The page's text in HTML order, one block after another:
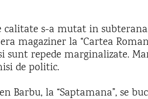
s-a mutat in
magaziner la “Cartea
sunt repede marginalizate.
de politic.
la “Saptamana”, se